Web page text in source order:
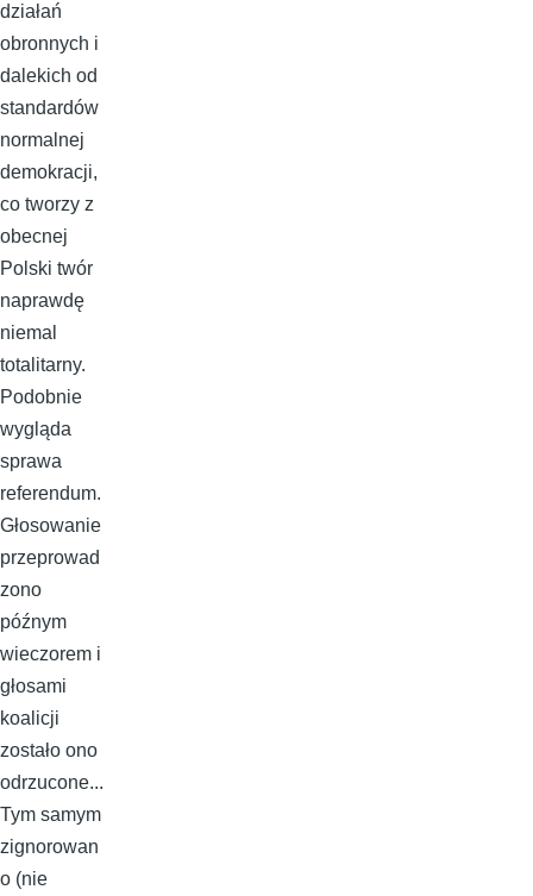
działań
obronnych i
dalekich od
standardów
normalnej
demokracji,
co tworzy z
obecnej
Polski twór
naprawdę
niemal
totalitarny.
Podobnie
wygląda
sprawa
referendum.
Głosowanie
przeprowad
zono
późnym
wieczorem i
głosami
koalicji
zostało ono
odrzucone...
Tym samym
zignorowan
o (nie